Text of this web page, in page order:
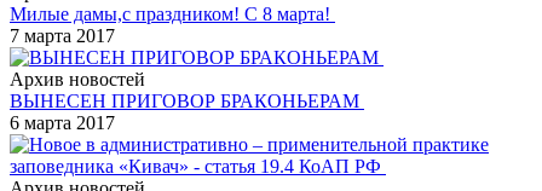
Милые дамы,с праздником! С 8 марта!
7 марта 2017
Архив новостей
ВЫНЕСЕН ПРИГОВОР БРАКОНЬЕРАМ
6 марта 2017